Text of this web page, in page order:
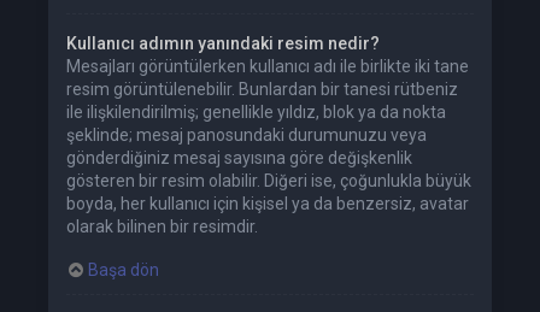
Kullanıcı adımın yanındaki resim nedir?
Mesajları görüntülerken kullanıcı adı ile birlikte iki tane
resim görüntülenebilir. Bunlardan bir tanesi rütbeniz
ile ilişkilendirilmiş; genellikle yıldız, blok ya da nokta
şeklinde; mesaj panosundaki durumunuzu veya
gönderdiğiniz mesaj sayısına göre değişkenlik
gösteren bir resim olabilir. Diğeri ise, çoğunlukla büyük
boyda, her kullanıcı için kişisel ya da benzersiz, avatar
olarak bilinen bir resimdir.
Başa dön